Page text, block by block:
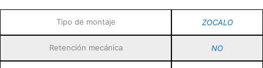
Tipo de montaje ZOCALO
Retención mecánica NO